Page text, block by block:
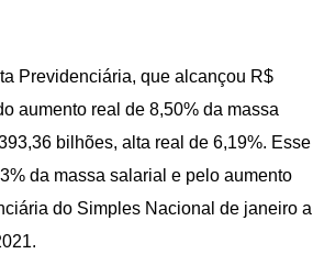
Previdenciária, que alcançou R$
aumento real de 8,50% da massa
bilhões, alta real de 6,19%. Esse
da massa salarial e pelo aumento
do Simples Nacional de janeiro a